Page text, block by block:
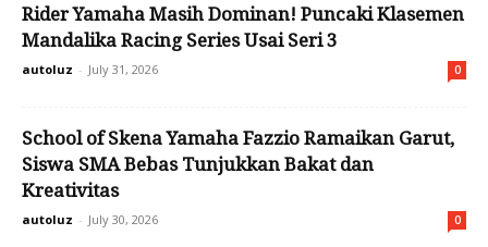
Rider Yamaha Masih Dominan! Puncaki Klasemen
Mandalika Racing Series Usai Seri 3
autoluz - July 31, 2026 0
School of Skena Yamaha Fazzio Ramaikan Garut,
Siswa SMA Bebas Tunjukkan Bakat dan
Kreativitas
autoluz - July 30, 2026 0